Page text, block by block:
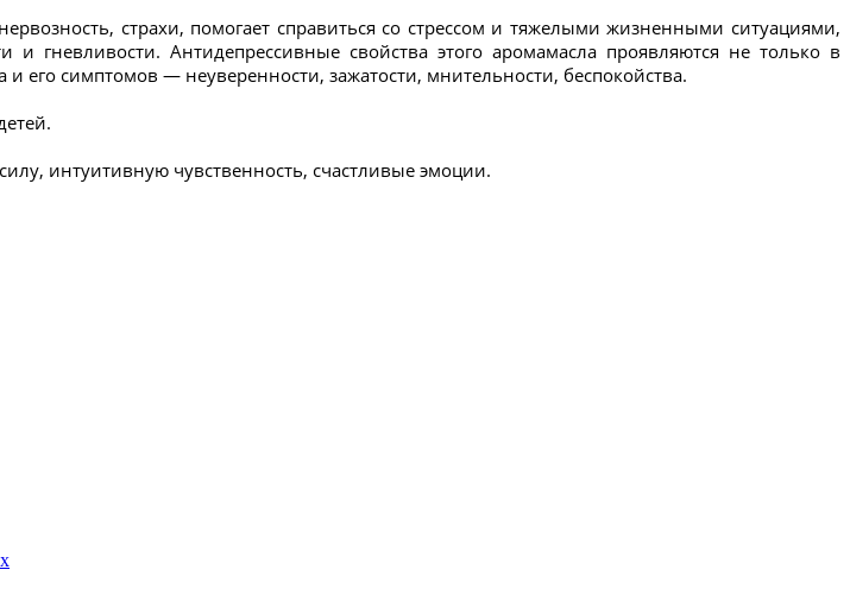
страхи, помогает справиться со стрессом и тяжелыми жизненными ситуациями,
гневливости. Антидепрессивные свойства этого аромамасла проявляются не только в
симптомов — неуверенности, зажатости, мнительности, беспокойства.
интуитивную чувственность, счастливые эмоции.